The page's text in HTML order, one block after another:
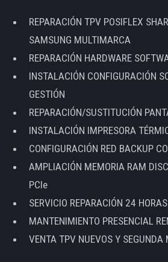
REPARACIÓN TPV POSIFLEX
SAMSUNG MULTIMARCA
REPARACIÓN HARDWARE
INSTALACIÓN CONFIGURACIÓN
GESTIÓN
REPARACIÓN/SUSTITUCIÓN
INSTALACIÓN IMPRESORA
CONFIGURACIÓN RED BACKUP
AMPLIACIÓN MEMORIA RAM
PCIe
SERVICIO REPARACIÓN 24
MANTENIMIENTO PRESENCIAL
VENTA TPV NUEVOS Y SEGUNDA